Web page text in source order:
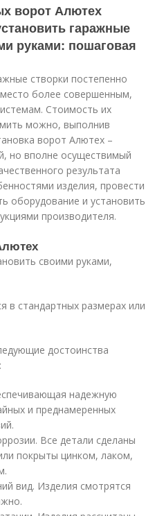
ворот Алютех
гаражные
руками: пошаговая
створки постепенно
более совершенным,
Стоимость их
можно, выполнив
ворот Алютех –
но вполне осуществимый
результата
изделия, провести
оборудование и установить
производителя.
своими руками,
в стандартных размерах или
достоинства
надежную
и преднамеренных
Все детали сделаны
покрыты цинком, лаком,
вид. Изделия смотрятся